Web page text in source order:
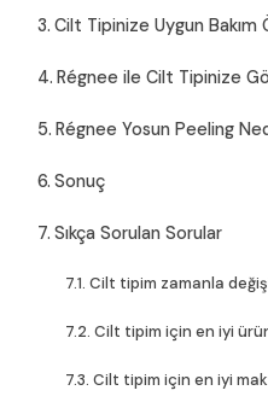
Cilt Tipinize Uygun Bakım
Régnee ile Cilt Tipinize
Régnee Yosun Peeling
Sonuç
Sıkça Sorulan Sorular
Cilt tipim zamanla
Cilt tipim için en iyi
Cilt tipim için en iyi